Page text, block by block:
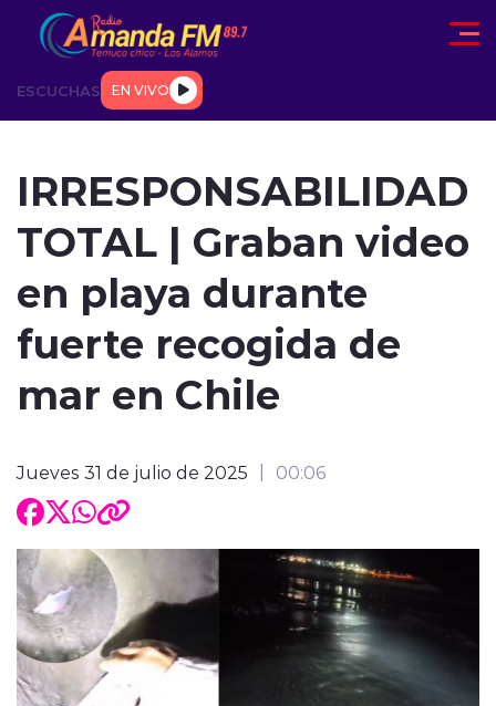
Click acá para ir directamente al contenido
ESCUCHAS EN VIVO
modo claro
IRRESPONSABILIDAD
TOTAL | Graban video
en playa durante
fuerte recogida de
mar en Chile
Jueves 31 de julio de 2025 00:06